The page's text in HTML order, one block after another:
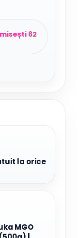
62
la orice
MGO